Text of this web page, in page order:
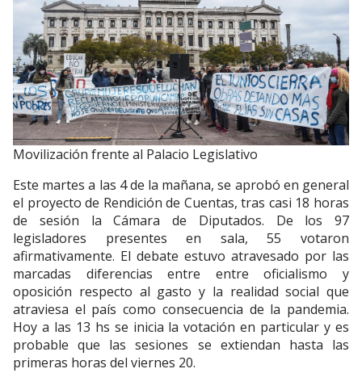
Movilización frente al Palacio Legislativo
Este martes a las 4 de la mañana, se aprobó en general
el proyecto de Rendición de Cuentas, tras casi 18 horas
de sesión la Cámara de Diputados. De los 97
legisladores presentes en sala, 55 votaron
afirmativamente. El debate estuvo atravesado por las
marcadas diferencias entre entre oficialismo y
oposición respecto al gasto y la realidad social que
atraviesa el país como consecuencia de la pandemia.
Hoy a las 13 hs se inicia la votación en particular y es
probable que las sesiones se extiendan hasta las
primeras horas del viernes 20.